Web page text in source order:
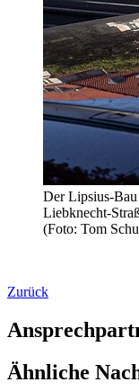
Der Lipsius-
Liebknecht-
(Foto: Tom
Zurück
Ähnliche